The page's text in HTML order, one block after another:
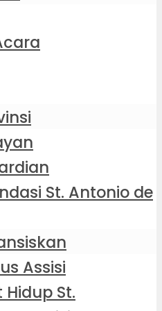
St. Antonio de
Assisi
Hidup St.